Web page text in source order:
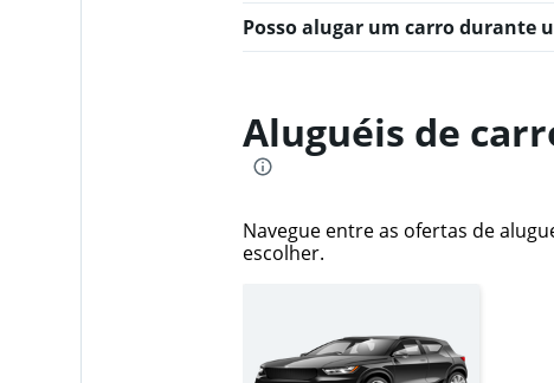
6,8
Aceitável
1 avaliação
1 agência
Posso alugar um carro durante
Aluguéis de
Navegue entre as ofertas de
escolher.